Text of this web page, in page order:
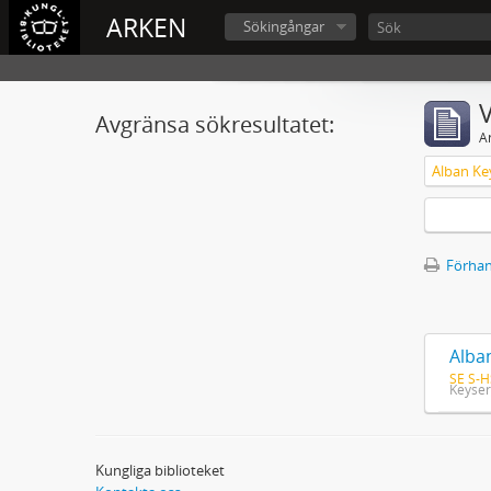
ARKEN Sökingångar
Avgränsa sökresultatet:
Alban
SE S-
Kungliga biblioteket